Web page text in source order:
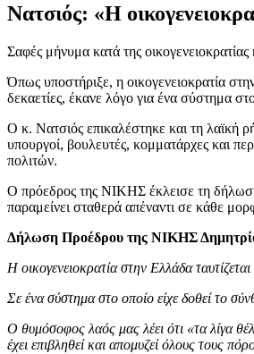
Νατσιός: «Η
Σαφές μήνυμα κατά της
Όπως υποστήριξε, η οικογενειοκρατία
δεκαετίες, έκανε λόγο για ένα σύστημα
Ο κ. Νατσιός επικαλέστηκε και τη λαϊκή
υπουργοί, βουλευτές, κομματάρχες και
πολιτών.
Ο πρόεδρος της ΝΙΚΗΣ έκλεισε τη δήλωσή
παραμείνει σταθερά απέναντι σε κάθε
Δήλωση Προέδρου της ΝΙΚΗΣ
Η οικογενειοκρατία στην Ελλάδα
Σε ένα σύστημα στο οποίο είχε δοθεί το
Ο θυμόσοφος λαός μας λέει ότι «τα λίγα
έχει επιβληθεί και απομυζεί όλους τους